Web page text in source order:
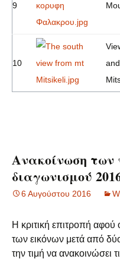
9
10
Ανακοίνωση των
διαγωνισμού
6 Αυγούστου 2016
Η κριτική επιτροπή
των εικόνων μετά από
την τιμή να ανακοινώσει